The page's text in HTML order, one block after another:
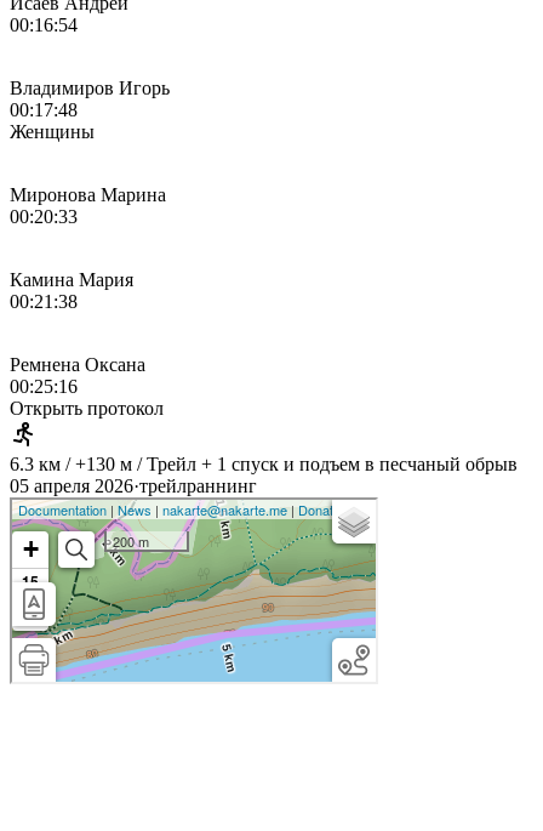
00:16:54
Владимиров Игорь
00:17:48
Женщины
Миронова Марина
00:20:33
Камина Мария
00:21:38
Ремнена Оксана
00:25:16
Открыть протокол
6.3 км / +130 м / Трейл + 1 спуск и подъем в песчаный обрыв
05 апреля 2026·трейлраннинг